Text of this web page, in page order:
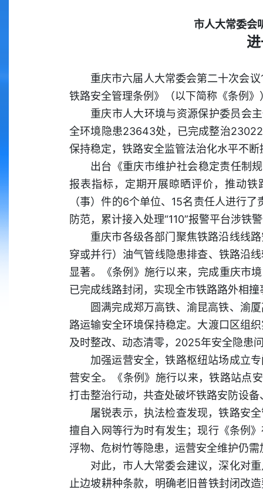
市人大常委会
重庆市六届人大常委会第二十次会
铁路安全管理条例》（以下简称《条例
重庆市人大环境与资源保护委员会
全环境隐患23643处，已完成整治
保持稳定，铁路安全监管法治化水平不断
出台《重庆市维护社会稳定责任制
报表指标，定期开展晾晒评价，推动
（事）件的6个单位、15名责任人进行
防范，累计接入处理“110”报警平台涉铁
重庆市各级各部门聚焦铁路沿线线
穿或并行）油气管线隐患排查、铁路沿
显著。《条例》施行以来，完成重庆市
已完成线路封闭，实现全市铁路路外相
圆满完成郑万高铁、渝昆高铁、渝
路运输安全环境保持稳定。大渡口区组
及时整改、动态清零，2025年安全隐患
加强运营安全，铁路枢纽站场成立
营安全。《条例》施行以来，铁路站点
打击整治行动，共查处破坏铁路安防设
屠锐表示，执法检查发现，铁路安
擅自入网等行为时有发生；现行《条例
浮物、危树竹等隐患，运营安全维护仍需
对此，市人大常委会建议，深化对
止边坡耕种条款，明确老旧普铁封闭改